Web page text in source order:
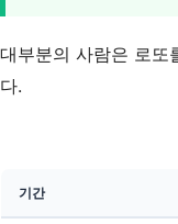
대부분의 사람은 로또
다.
기간